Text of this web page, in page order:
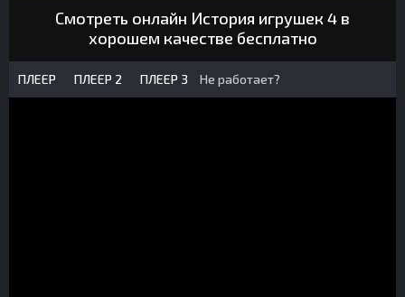
Смотреть онлайн История игрушек 4 в
хорошем качестве бесплатно
ПЛЕЕР ПЛЕЕР 2 ПЛЕЕР 3 Не работает?